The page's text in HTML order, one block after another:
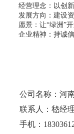
经营理念：以创
发展方向：建设
愿景：让“绿洲”
企业精神：持诚
河南欧亿石油机
滤芯，折波滤芯，绕
泛应用于石油，化工
质，化工地质，冶金
供水，海水淡化等行
公司名称：河
联系人：嵇经
手机：